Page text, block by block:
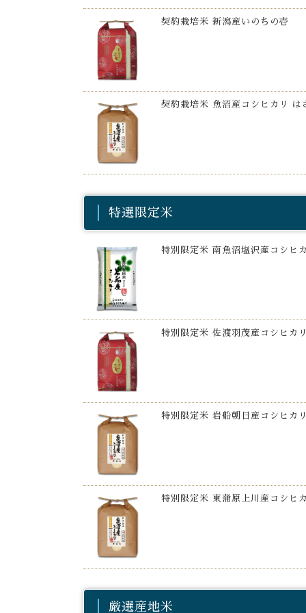
契約栽培米 新潟産いのちの壱
契約栽培米 魚沼産コシヒカリ は
特選限定米
特別限定米 南魚沼塩沢産コシヒ
特別限定米 佐渡羽茂産コシヒカリ
特別限定米 岩船朝日産コシヒカリ
特別限定米 東蒲原上川産コシヒ
厳選産地米